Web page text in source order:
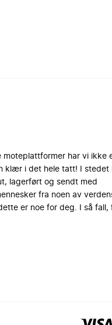
moteplattformer har vi ikke
klær i det hele tatt! I stedet
lagerført og sendt med
fra noen av
er noe for deg. I så fall,